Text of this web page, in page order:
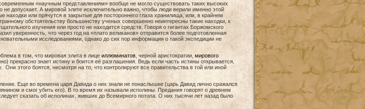
«научным представлениям» вообще не могло существовать таких высоких
не допускает. А мировой элите исключительно важно, чтобы люди верили именно этой
находки или прячутся в закрытые для постороннего глаза хранилища, или, в крайнем
обстоятельству большинству ученых совершенно неинтересны такие находки, к
изучения или просто не находится средств. Говоря о гигантах Боржомского
уверенность, что через год на «плато великанов» отправится более подготовленная
исследованиями, однако до сих пор информации о такой экспедиции не
в том, что мировая элита в лице иллюминатов, черной аристократии, мирового
прекрасно знает истину и боится её разглашения. Ведь если часть истины открывается,
Они этого боятся, несмотря на то, что контролируют все правительства в той или иной
Еще во времена царя Давида о них знали не понаслышке (царь Давид лично сражался
и смог убить его). В то время их называли исполины. Предания говорят о древнем
сказать об исполинах, живших до Всемирного потопа. О них тысячи лет назад было